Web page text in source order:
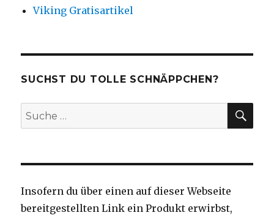
Viking Gratisartikel
SUCHST DU TOLLE SCHNÄPPCHEN?
Suche
nach:
Insofern du über einen auf dieser Webseite
bereitgestellten Link ein Produkt erwirbst,